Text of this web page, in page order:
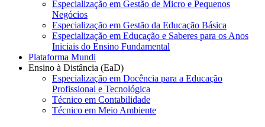
Especialização em Gestão de Micro e Pequenos
Negócios
Especialização em Gestão da Educação Básica
Especialização em Educação e Saberes para os Anos
Iniciais do Ensino Fundamental
Plataforma Mundi
Ensino à Distância (EaD)
Especialização em Docência para a Educação
Profissional e Tecnológica
Técnico em Contabilidade
Técnico em Meio Ambiente